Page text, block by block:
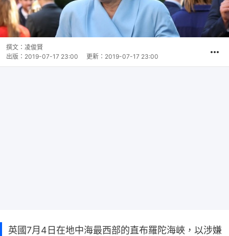
撰文： 凌俊賢
出版： 2019-07-17 23:00 更新： 2019-07-17 23:00
英國7月4日在地中海最西部的直布羅陀海峽，以涉嫌